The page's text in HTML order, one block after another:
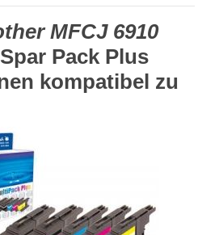
MFCJ 6910
Pack Plus
kompatibel zu